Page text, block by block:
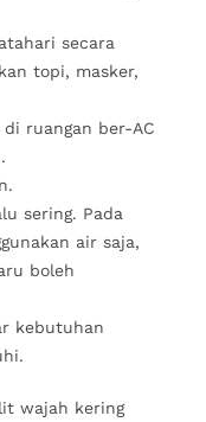
secara
topi, masker,
ruangan ber-AC
sering. Pada
air saja,
boleh
kebutuhan
wajah kering